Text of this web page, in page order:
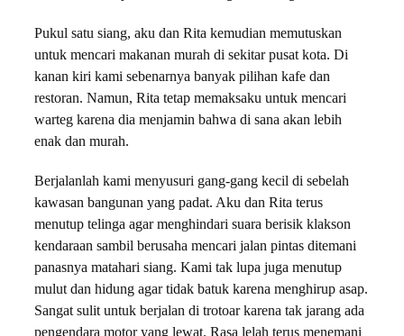
Pukul satu siang, aku dan Rita kemudian memutuskan
untuk mencari makanan murah di sekitar pusat kota. Di
kanan kiri kami sebenarnya banyak pilihan kafe dan
restoran. Namun, Rita tetap memaksaku untuk mencari
warteg karena dia menjamin bahwa di sana akan lebih
enak dan murah.
Berjalanlah kami menyusuri gang-gang kecil di sebelah
kawasan bangunan yang padat. Aku dan Rita terus
menutup telinga agar menghindari suara berisik klakson
kendaraan sambil berusaha mencari jalan pintas ditemani
panasnya matahari siang. Kami tak lupa juga menutup
mulut dan hidung agar tidak batuk karena menghirup asap.
Sangat sulit untuk berjalan di trotoar karena tak jarang ada
pengendara motor yang lewat. Rasa lelah terus menemani